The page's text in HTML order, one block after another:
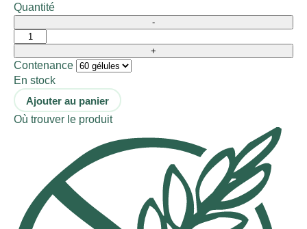
Quantité
Contenance
En stock
Ajouter au panier
Où trouver le produit